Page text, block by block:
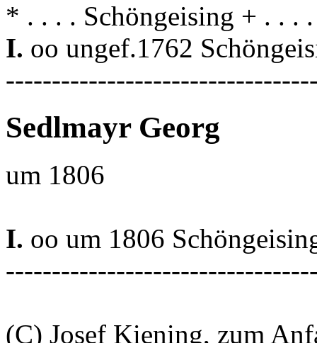
* . . . . Schöngeising + . . .
I. oo ungef.1762
Sedlmayr Georg
um 1806
I. oo um 1806
(C) Josef Kiening, zum